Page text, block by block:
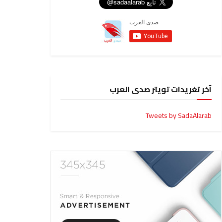
آخر تغريدات تويتر صدى العرب
Tweets by SadaAlarab